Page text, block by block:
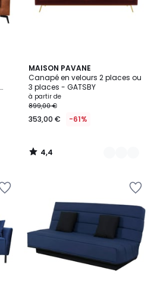
MAISON PAVANE
Canapé en velours 2 places ou
3 places - GATSBY
à partir de
899,00 €
353,00 € -61%
4,4
/ 5
5
Couleurs
4,4
/